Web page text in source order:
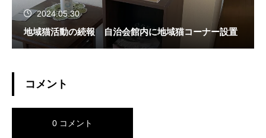
2024.05.30
地域猫活動の続報 自治会館内に地域猫コーナー設置
コメント
0 コメント